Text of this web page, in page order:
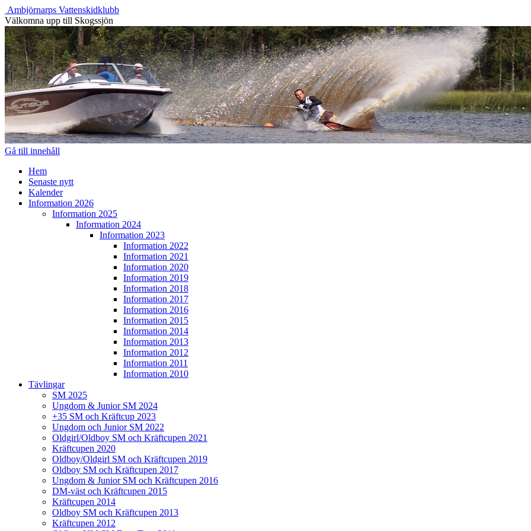
Ambjörnarps Vattenskidklubb
Välkomna upp till Skogssjön
Gå till innehåll
Hem
Senaste nytt
Kalender
Information 2026
Information 2025
Information 2024
Information 2023
Information 2022
Information 2021
Information 2020
Information 2019
Information 2018
Information 2017
Information 2016
Information 2015
Information 2014
Information 2013
Information 2012
Information 2011
Information 2010
Tävlingar
SM 2025
Ungdom & Junior SM 2024
+35 SM och Kräftcup 2023
Ungdom och Junior SM 2022
Oldgirl/Oldboy SM och Kräftcupen 2021
Kräftcupen 2020
Oldboy/Oldgirl SM och Kräftcupen 2019
Oldboy SM och Kräftcupen 2017
Ungdom & Junior SM och Kräftcupen 2016
DM-väst och Kräftcupen 2015
Kräftcupen 2014
Oldboy SM och Kräftcupen 2013
Kräftcupen 2012